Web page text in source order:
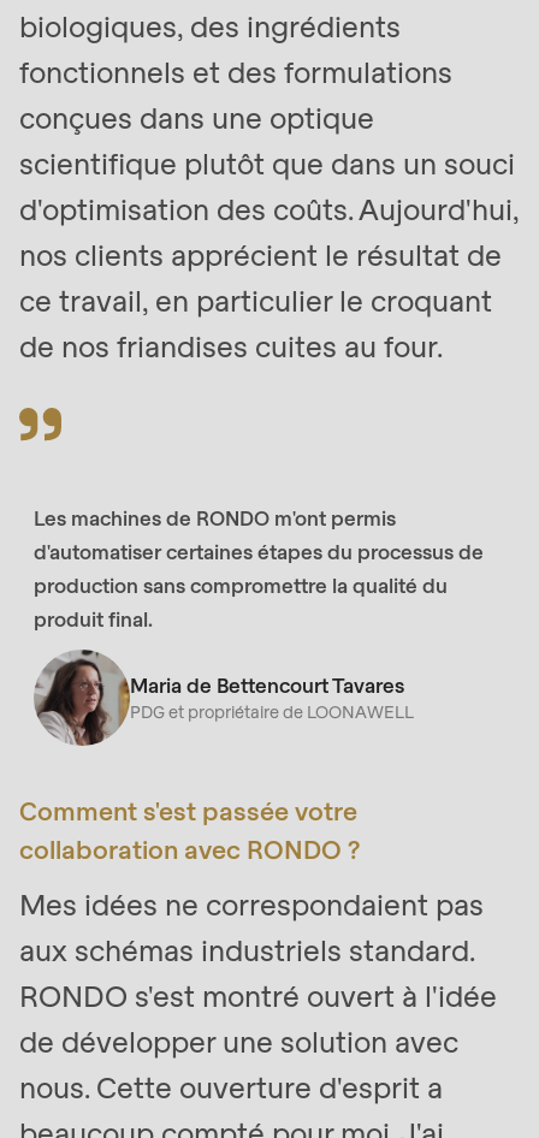
biologiques, des ingrédients
fonctionnels et des formulations
conçues dans une optique
scientifique plutôt que dans un souci
d'optimisation des coûts. Aujourd'hui,
nos clients apprécient le résultat de
ce travail, en particulier le croquant
de nos friandises cuites au four.
Les machines de RONDO m'ont permis
d'automatiser certaines étapes du processus de
production sans compromettre la qualité du
produit final.
Maria de Bettencourt Tavares
PDG et propriétaire de LOONAWELL
Comment s'est passée votre
collaboration avec RONDO ?
Mes idées ne correspondaient pas
aux schémas industriels standard.
RONDO s'est montré ouvert à l'idée
de développer une solution avec
nous. Cette ouverture d'esprit a